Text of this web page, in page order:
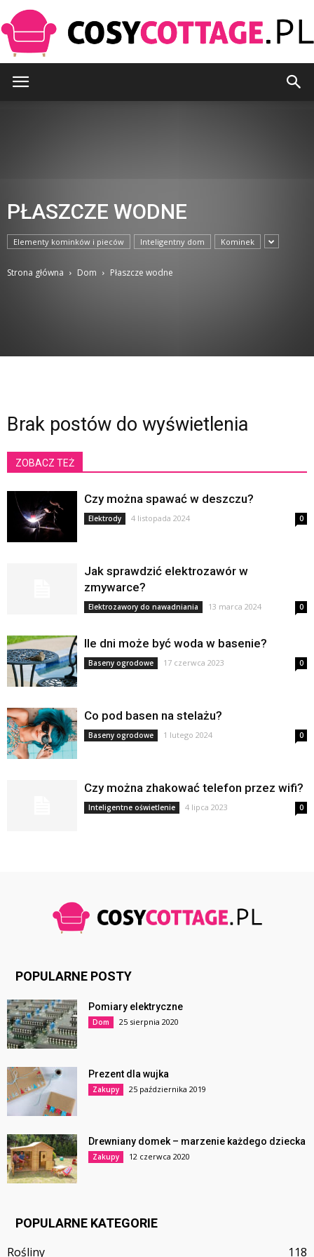
Strona główna Dom Płaszcze wodne
PŁASZCZE WODNE
Elementy kominków i pieców Inteligentny dom Kominek
Brak postów do wyświetlenia
ZOBACZ TEŻ
Czy można spawać w deszczu?
Elektrody 4 listopada 2024 0
Jak sprawdzić elektrozawór w
zmywarce?
Elektrozawory do nawadniania 13 marca 2024 0
Ile dni może być woda w basenie?
Baseny ogrodowe 17 czerwca 2023 0
Co pod basen na stelażu?
Baseny ogrodowe 1 lutego 2024 0
Czy można zhakować telefon przez wifi?
Inteligentne oświetlenie 4 lipca 2023 0
POPULARNE POSTY
Pomiary elektryczne
Dom 25 sierpnia 2020
Prezent dla wujka
Zakupy 25 października 2019
Drewniany domek – marzenie każdego dziecka
Zakupy 12 czerwca 2020
POPULARNE KATEGORIE
Rośliny 118